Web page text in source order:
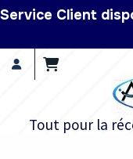
Service Client
Tout pour la